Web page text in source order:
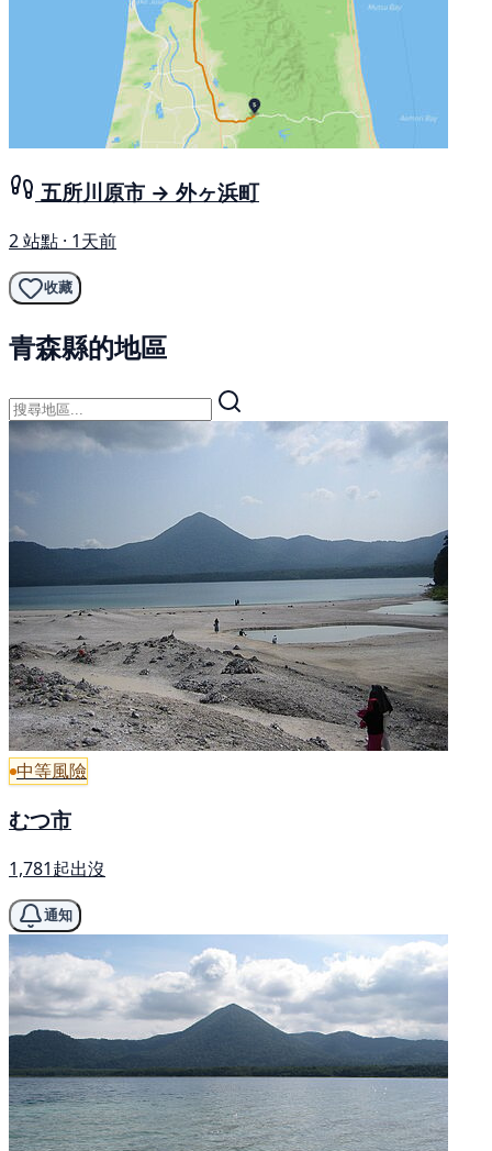
五所川原市 → 外ヶ浜町
2 站點 · 1天前
收藏
青森縣的地區
中等風險
むつ市
1,781起出沒
通知